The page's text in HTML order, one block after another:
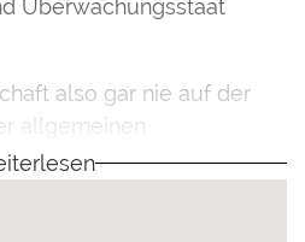
Überwachungsstaat
also gar nie auf der
allgemeinen
Individuum Vorrang vor
konnte der Rechtsstaat so
in den Dienst der